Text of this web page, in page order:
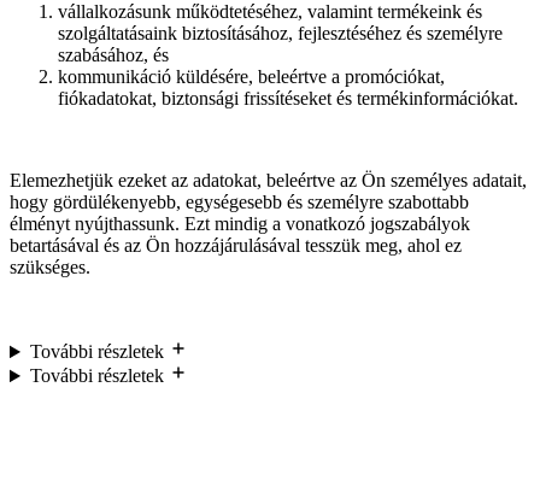
vállalkozásunk működtetéséhez, valamint termékeink és
szolgáltatásaink biztosításához, fejlesztéséhez és személyre
szabásához, és
kommunikáció küldésére, beleértve a promóciókat,
fiókadatokat, biztonsági frissítéseket és termékinformációkat.
Elemezhetjük ezeket az adatokat, beleértve az Ön személyes adatait,
hogy gördülékenyebb, egységesebb és személyre szabottabb
élményt nyújthassunk. Ezt mindig a vonatkozó jogszabályok
betartásával és az Ön hozzájárulásával tesszük meg, ahol ez
szükséges.
További részletek
További részletek